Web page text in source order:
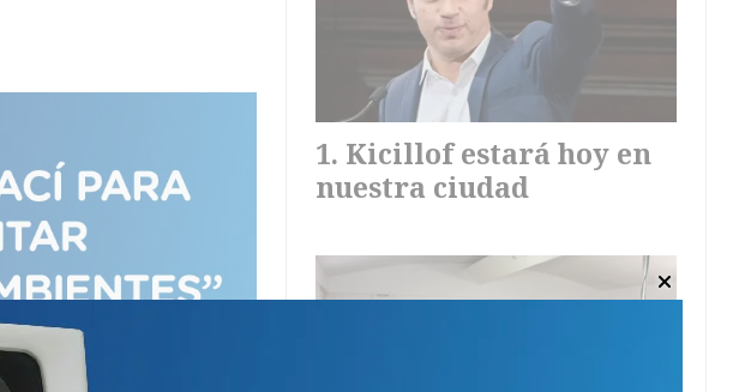
Kicillof estará hoy en
nuestra ciudad